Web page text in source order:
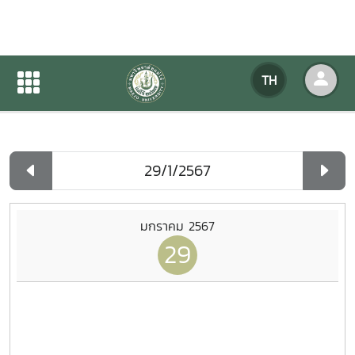
TH
ปฏิทินกิจกรรมของหน่วยงาน
ปฏิทินกิจกรรมของหน่วยงาน
มกราคม 2567
29